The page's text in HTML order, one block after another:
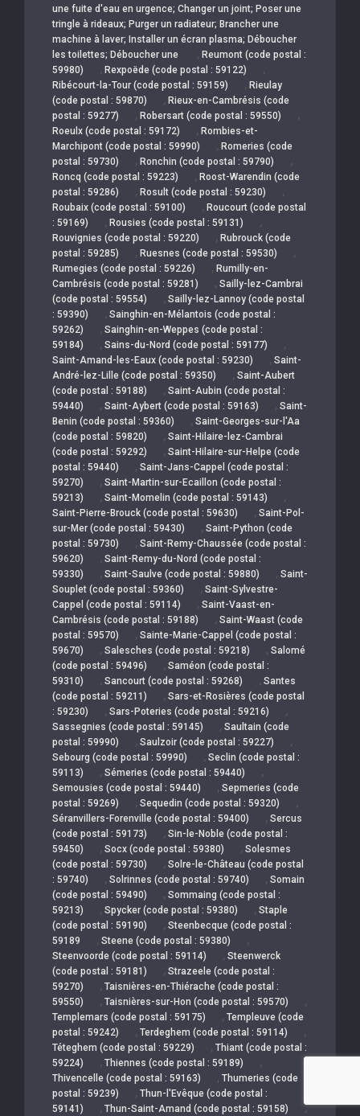
une fuite d'eau en urgence; Changer un joint; Poser une
tringle à rideaux; Purger un radiateur; Brancher une
machine à laver; Installer un écran plasma; Déboucher
les toilettes; Déboucher une
, Reumont (code postal :
59980)
, Rexpoëde (code postal : 59122) ,
Ribécourt-la-Tour (code postal : 59159) , Rieulay
(code postal : 59870)
, Rieux-en-Cambrésis (code
postal : 59277)
, Robersart (code postal : 59550) ,
Roeulx (code postal : 59172) , Rombies-et-
Marchipont (code postal : 59990)
, Romeries (code
postal : 59730)
, Ronchin (code postal : 59790) ,
Roncq (code postal : 59223) , Roost-Warendin (code
postal : 59286)
, Rosult (code postal : 59230) ,
Roubaix (code postal : 59100) , Roucourt (code postal
: 59169)
, Rousies (code postal : 59131) ,
Rouvignies (code postal : 59220) , Rubrouck (code
postal : 59285)
, Ruesnes (code postal : 59530) ,
Rumegies (code postal : 59226) , Rumilly-en-
Cambrésis (code postal : 59281)
, Sailly-lez-Cambrai
(code postal : 59554)
, Sailly-lez-Lannoy (code postal
: 59390)
, Sainghin-en-Mélantois (code postal :
59262)
, Sainghin-en-Weppes (code postal :
59184)
, Sains-du-Nord (code postal : 59177) ,
Saint-Amand-les-Eaux (code postal : 59230) , Saint-
André-lez-Lille (code postal : 59350)
, Saint-Aubert
(code postal : 59188)
, Saint-Aubin (code postal :
59440)
, Saint-Aybert (code postal : 59163) , Saint-
Benin (code postal : 59360)
, Saint-Georges-sur-l'Aa
(code postal : 59820)
, Saint-Hilaire-lez-Cambrai
(code postal : 59292)
, Saint-Hilaire-sur-Helpe (code
postal : 59440)
, Saint-Jans-Cappel (code postal :
59270)
, Saint-Martin-sur-Ecaillon (code postal :
59213)
, Saint-Momelin (code postal : 59143) ,
Saint-Pierre-Brouck (code postal : 59630) , Saint-Pol-
sur-Mer (code postal : 59430)
, Saint-Python (code
postal : 59730)
, Saint-Remy-Chaussée (code postal :
59620)
, Saint-Remy-du-Nord (code postal :
59330)
, Saint-Saulve (code postal : 59880) , Saint-
Souplet (code postal : 59360)
, Saint-Sylvestre-
Cappel (code postal : 59114)
, Saint-Vaast-en-
Cambrésis (code postal : 59188)
, Saint-Waast (code
postal : 59570)
, Sainte-Marie-Cappel (code postal :
59670)
, Salesches (code postal : 59218) , Salomé
(code postal : 59496)
, Saméon (code postal :
59310)
, Sancourt (code postal : 59268) , Santes
(code postal : 59211)
, Sars-et-Rosières (code postal
: 59230)
, Sars-Poteries (code postal : 59216) ,
Sassegnies (code postal : 59145) , Saultain (code
postal : 59990)
, Saulzoir (code postal : 59227) ,
Sebourg (code postal : 59990) , Seclin (code postal :
59113)
, Sémeries (code postal : 59440) ,
Semousies (code postal : 59440) , Sepmeries (code
postal : 59269)
, Sequedin (code postal : 59320) ,
Séranvillers-Forenville (code postal : 59400) , Sercus
(code postal : 59173)
, Sin-le-Noble (code postal :
59450)
, Socx (code postal : 59380) , Solesmes
(code postal : 59730)
, Solre-le-Château (code postal
: 59740)
, Solrinnes (code postal : 59740) , Somain
(code postal : 59490)
, Sommaing (code postal :
59213)
, Spycker (code postal : 59380) , Staple
(code postal : 59190)
, Steenbecque (code postal :
59189
, Steene (code postal : 59380) ,
Steenvoorde (code postal : 59114) , Steenwerck
(code postal : 59181)
, Strazeele (code postal :
59270)
, Taisnières-en-Thiérache (code postal :
59550)
, Taisnières-sur-Hon (code postal : 59570) ,
Templemars (code postal : 59175) , Templeuve (code
postal : 59242)
, Terdeghem (code postal : 59114) ,
Téteghem (code postal : 59229) , Thiant (code postal :
59224)
, Thiennes (code postal : 59189) ,
Thivencelle (code postal : 59163) , Thumeries (code
postal : 59239)
, Thun-l'Evêque (code postal :
59141)
, Thun-Saint-Amand (code postal : 59158) ,